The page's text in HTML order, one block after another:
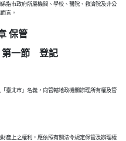
指市政府所屬機關、學校、醫院、救濟院及非公
言。
保管
第一節 登記
臺北市」名義，向管轄地政機關辦理所有權及管
產上之權利，應依照有關法令規定保管及辦理權